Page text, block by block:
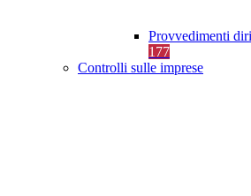
Provvedimenti
177
Controlli sulle imprese